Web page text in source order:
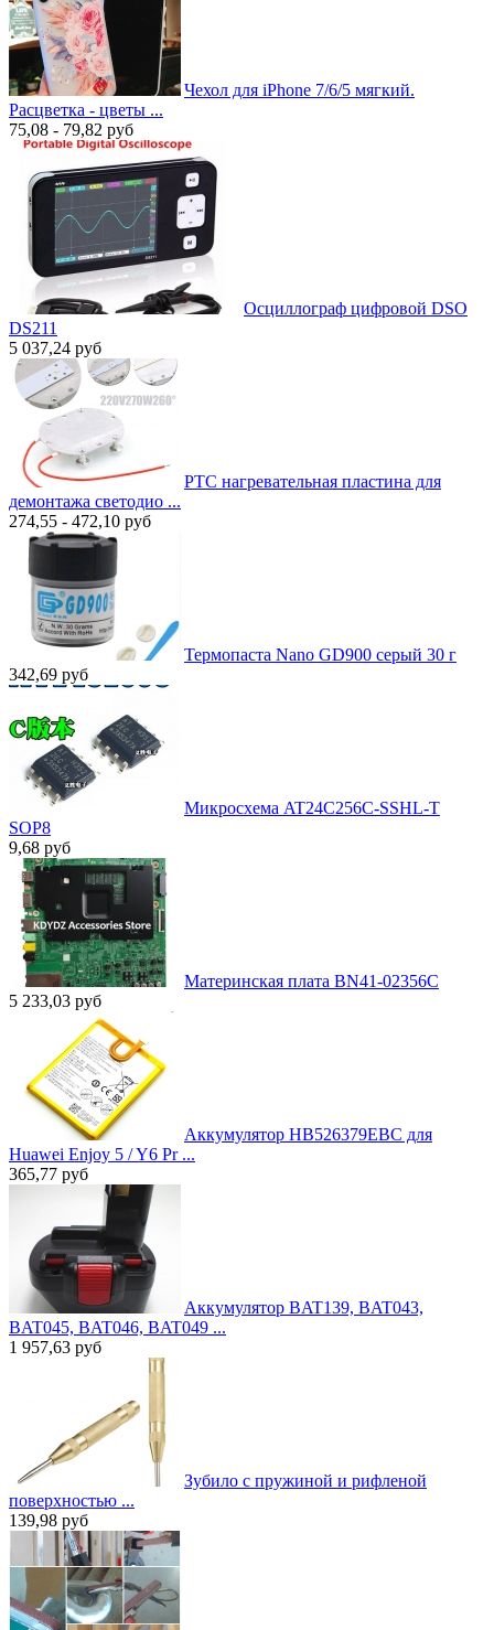
Чехол для iPhone 7/6/5 мягкий.
Расцветка - цветы ...
75,08 - 79,82 руб
Осциллограф цифровой DSO
DS211
5 037,24 руб
PTC нагревательная пластина для
демонтажа светодио ...
274,55 - 472,10 руб
Термопаста Nano GD900 серый 30 г
342,69 руб
Микросхема AT24C256C-SSHL-T
SOP8
9,68 руб
Материнская плата BN41-02356C
5 233,03 руб
Аккумулятор HB526379EBC для
Huawei Enjoy 5 / Y6 Pr ...
365,77 руб
Аккумулятор BAT139, BAT043,
BAT045, BAT046, BAT049 ...
1 957,63 руб
Зубило с пружиной и рифленой
поверхностью ...
139,98 руб